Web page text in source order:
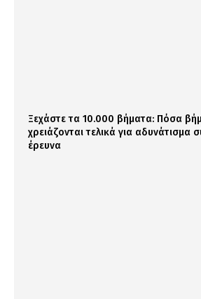
Ξεχάστε τα 10.000 βήματα: Πόσα
χρειάζονται τελικά για αδυνάτισμα
έρευνα